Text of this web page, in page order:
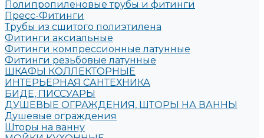
Полипропиленовые трубы и фитинги
Пресс-Фитинги
Трубы из сшитого полиэтилена
Фитинги аксиальные
Фитинги компрессионные латунные
Фитинги резьбовые латунные
ШКАФЫ КОЛЛЕКТОРНЫЕ
ИНТЕРЬЕРНАЯ САНТЕХНИКА
БИДЕ, ПИССУАРЫ
ДУШЕВЫЕ ОГРАЖДЕНИЯ, ШТОРЫ НА ВАННЫ
Душевые ограждения
Шторы на ванну